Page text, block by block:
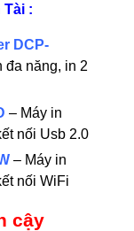
:
DCP-
đa năng, in 2
– Máy in
nối Usb 2.0
– Máy in
nối WiFi
cậy